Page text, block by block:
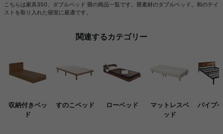
こちらは家具350、ダブルベッド 畳の商品一覧です。畳素材のダブルベッド。和のテイ
ストを取り入れた寝室に最適です。
関連するカテゴリー
収納付きベッ
ド
すのこベッド ローベッド
マットレスベ
ッド
パイプ